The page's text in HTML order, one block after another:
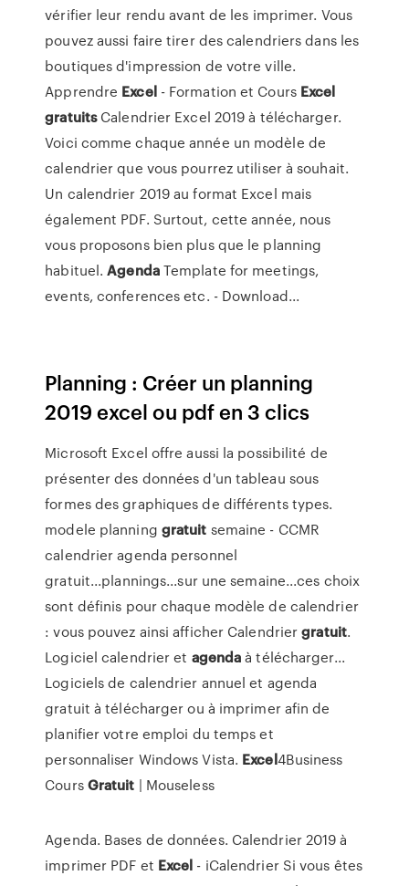
vérifier leur rendu avant de les imprimer. Vous
pouvez aussi faire tirer des calendriers dans les
boutiques d'impression de votre ville.
Apprendre Excel- Formation et Cours Excel
gratuitsCalendrier Excel 2019 à télécharger.
Voici comme chaque année un modèle de
calendrier que vous pourrez utiliser à souhait.
Un calendrier 2019 au format Excel mais
également PDF. Surtout, cette année, nous
vous proposons bien plus que le planning
habituel.AgendaTemplate for meetings,
events, conferences etc. - Download...
Planning : Créer un planning
2019 excel ou pdf en 3 clics
Microsoft Excel offre aussi la possibilité de
présenter des données d'un tableau sous
formes des graphiques de différents types.
modele planning gratuit semaine - CCMR
calendrier agenda personnel
gratuit...plannings...sur une semaine...ces choix
sont définis pour chaque modèle de calendrier
: vous pouvez ainsi afficher Calendriergratuit.
Logiciel calendrier et agendaà télécharger...
Logiciels de calendrier annuel et agenda
gratuit à télécharger ou à imprimer afin de
planifier votre emploi du temps et
personnaliser Windows Vista. Excel4Business
CoursGratuit | Mouseless
Agenda. Bases de données. Calendrier 2019 à
imprimer PDF et Excel - iCalendrier Si vous êtes